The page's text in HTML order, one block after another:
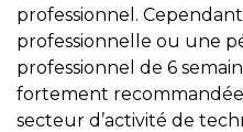
professionnel.
professionnelle ou une
professionnel de 6
fortement recommandée
secteur d’activité de